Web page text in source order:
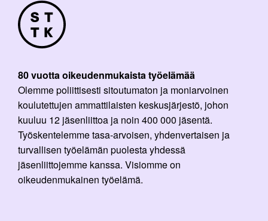
80 vuotta oikeudenmukaista työelämää
Olemme poliittisesti sitoutumaton ja moniarvoinen
koulutettujen ammattilaisten keskusjärjestö, johon
kuuluu 12 jäsenliittoa ja noin 400 000 jäsentä.
Työskentelemme tasa-arvoisen, yhdenvertaisen ja
turvallisen työelämän puolesta yhdessä
jäsenliittojemme kanssa. Visiomme on
oikeudenmukainen työelämä.